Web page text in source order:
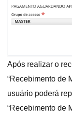
Após realizar o
“Recebimento de
usuário poderá
“Recebimento de